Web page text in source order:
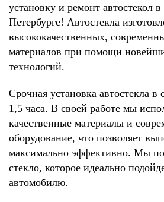
установку и ремонт автостекол
Петербурге! Автостекла
высококачественных,
материалов при помощи
технологий.
Срочная установка автостекла в
1,5 часа. В своей работе мы
качественные материалы и
оборудование, что позволяет
максимально эффективно. Мы
стекло, которое идеально
автомобилю.